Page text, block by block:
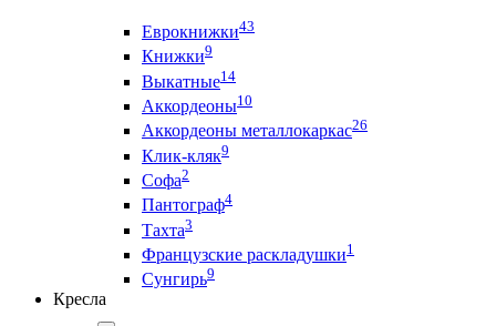
Еврокнижки43
Книжки9
Выкатные14
Аккордеоны10
Аккордеоны металлокаркас26
Клик-кляк9
Софа2
Пантограф4
Тахта3
Французские раскладушки1
Сунгирь9
Кресла